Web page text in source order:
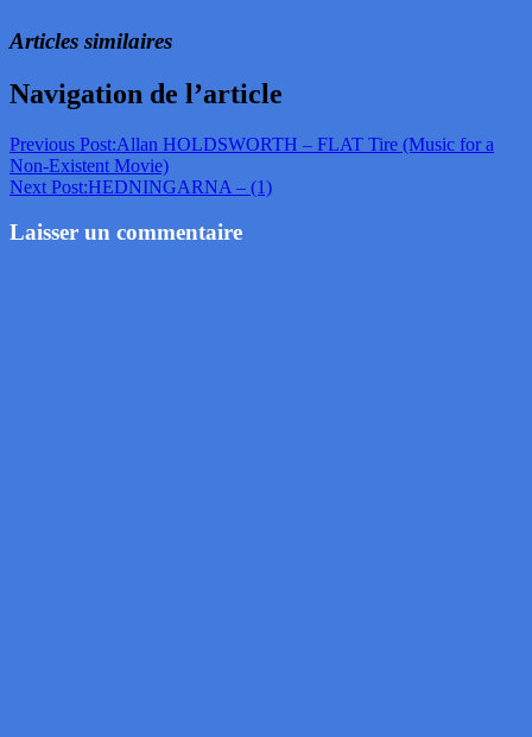
Articles similaires
Navigation de l’article
Previous Post:Allan HOLDSWORTH – FLAT Tire (Music for a
Non-Existent Movie)
Next Post:HEDNINGARNA – (1)
Laisser un commentaire